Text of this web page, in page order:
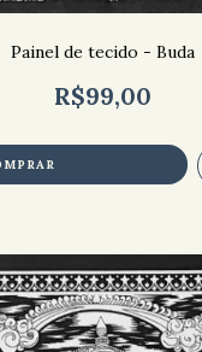
Painel de tecido - Buda
R$99,00